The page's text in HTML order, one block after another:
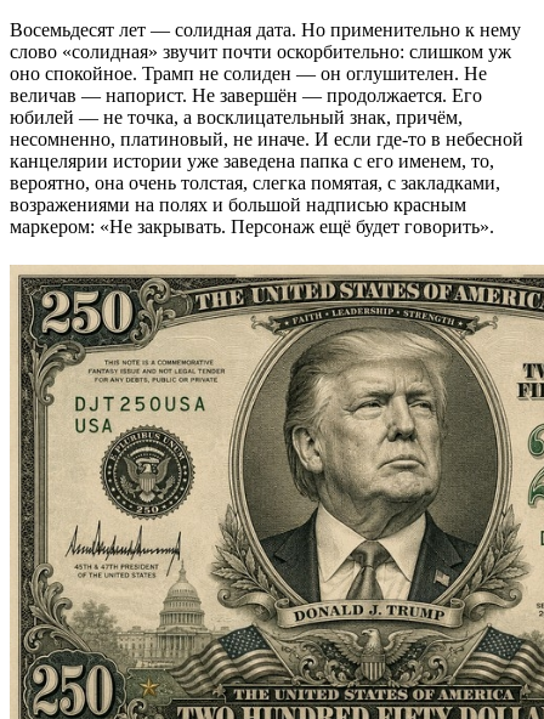
Восемьдесят лет — солидная дата. Но применительно к нему
слово «солидная» звучит почти оскорбительно: слишком уж
оно спокойное. Трамп не солиден — он оглушителен. Не
величав — напорист. Не завершён — продолжается. Его
юбилей — не точка, а восклицательный знак, причём,
несомненно, платиновый, не иначе. И если где-то в небесной
канцелярии истории уже заведена папка с его именем, то,
вероятно, она очень толстая, слегка помятая, с закладками,
возражениями на полях и большой надписью красным
маркером: «Не закрывать. Персонаж ещё будет говорить».